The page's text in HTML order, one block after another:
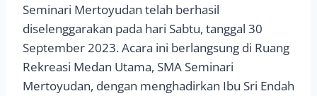
Seminari Mertoyudan telah berhasil
diselenggarakan pada hari Sabtu, tanggal 30
September 2023. Acara ini berlangsung di Ruang
Rekreasi Medan Utama, SMA Seminari
Mertoyudan, dengan menghadirkan Ibu Sri Endah